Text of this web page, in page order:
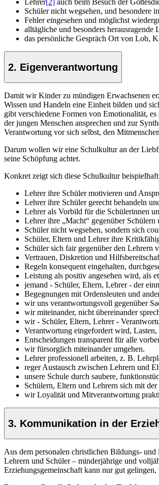
Lehrer[2] auch beim Besuch der
Schüler nicht wegsehen, und besondere
Fehler eingesehen und möglichst
alltägliche und besonders
das persönliche Gespräch Ort von Lob,
2. Eigenverantwortung
Damit wir Kinder zu mündigen Erwachsenen
Wissen und Handeln eine Einheit bilden und
gibt verschiedene Formen von Emotionalität,
der jungen Menschen ansprechen und zur
Verantwortung vor sich selbst, den
Darum wollen wir eine Schulkultur an der
seine Schöpfung achtet.
Konkret zeigt sich diese Schulkultur
Lehrer ihre Schüler motivieren und
Lehrer ihre Schüler gerecht behandeln
Lehrer als Vorbild für die Schülerinnen
Lehrer ihre „Macht“ gegenüber
Schüler nicht wegsehen, sondern sich
Schüler, Eltern und Lehrer ihre
Schüler sich fair gegenüber den Lehrern
Vertrauen, Diskretion und
Regeln konsequent eingehalten,
Leistung als positiv angesehen wird, als
jemand - Schüler, Eltern, Lehrer - der
Begegnungen mit Ordensleuten und
wir uns verantwortungsvoll gegenüber
wir miteinander, nicht übereinander
wir - Schüler, Eltern, Lehrer -
Verantwortung eingefordert wird,
Entscheidungen transparent für alle
wir fürsorglich miteinander umgehen.
Lehrer professionell arbeiten, z. B.
reger Austausch zwischen Lehrern und
unsere Schule durch saubere,
Schülern, Eltern und Lehrern sich mit
wir Loyalität und Mitverantwortung
3. Kommunikation in der
Aus dem personalen christlichen Bildungs-
Lehrern und Schüler – minderjährige und
Erziehungsgemeinschaft kann nur gut